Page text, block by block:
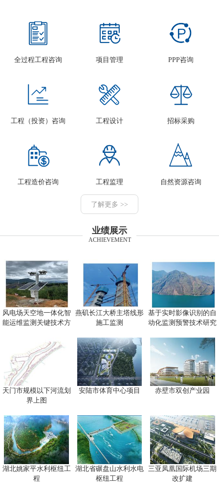
全过程工程咨询 项目管理 PPP咨询
工程（投资）咨询 工程设计 招标采购
工程造价咨询 工程监理 自然资源咨询
了解更多 >>
业绩展示
ACHIEVEMENT
风电场天空地一体化智
能运维监测关键技术方
燕矶长江大桥主塔线形
施工监测
基于实时影像识别的自
动化监测预警技术研究
天门市规模以下河流划
界上图
安陆市体育中心项目 赤壁市双创产业园
湖北姚家平水利枢纽工
程
湖北省碾盘山水利水电
枢纽工程
三亚凤凰国际机场三期
改扩建